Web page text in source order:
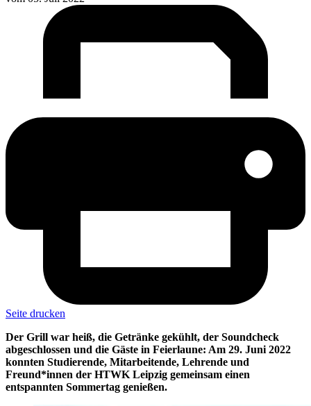
Seite drucken
Der Grill war heiß, die Getränke gekühlt, der Soundcheck
abgeschlossen und die Gäste in Feierlaune: Am 29. Juni 2022
konnten Studierende, Mitarbeitende, Lehrende und
Freund*innen der HTWK Leipzig gemeinsam einen
entspannten Sommertag genießen.